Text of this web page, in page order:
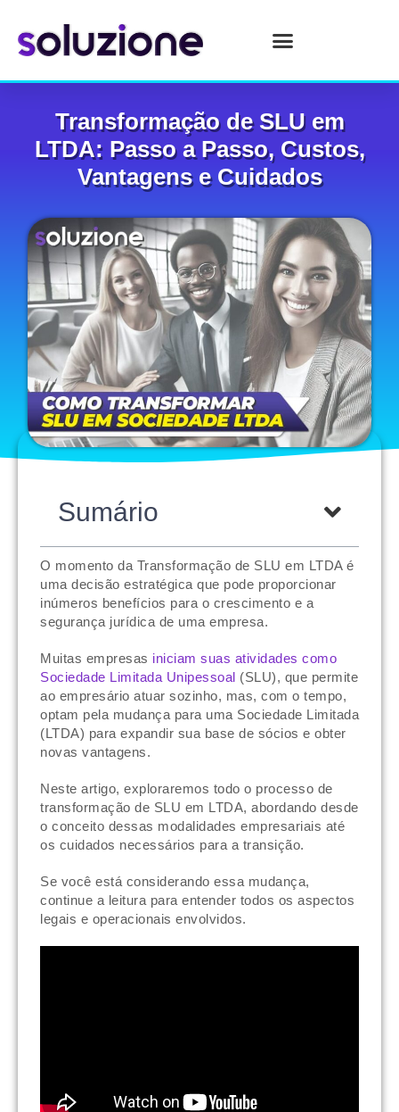
Transformação de SLU em
LTDA: Passo a Passo, Custos,
Vantagens e Cuidados
Sumário
O momento da Transformação de SLU em LTDA é
uma decisão estratégica que pode proporcionar
inúmeros benefícios para o crescimento e a
segurança jurídica de uma empresa.
Muitas empresas iniciam suas atividades como
Sociedade Limitada Unipessoal (SLU), que permite
ao empresário atuar sozinho, mas, com o tempo,
optam pela mudança para uma Sociedade Limitada
(LTDA) para expandir sua base de sócios e obter
novas vantagens.
Neste artigo, exploraremos todo o processo de
transformação de SLU em LTDA, abordando desde
o conceito dessas modalidades empresariais até
os cuidados necessários para a transição.
Se você está considerando essa mudança,
continue a leitura para entender todos os aspectos
legais e operacionais envolvidos.